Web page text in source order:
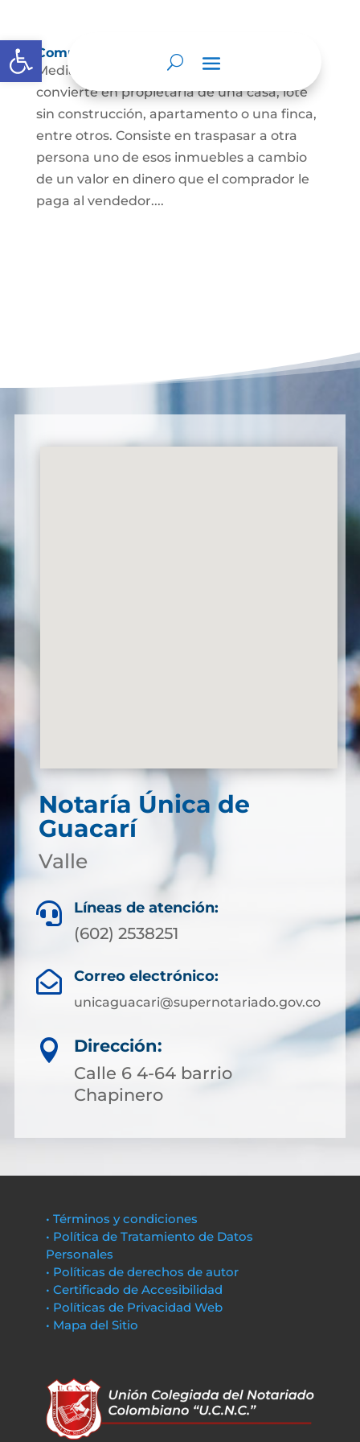
Abrir barra de herramientas
Compraventa de inmuebles
Mediante este contrato, una persona se
convierte en propietaria de una casa, lote
sin construcción, apartamento o una finca,
entre otros. Consiste en traspasar a otra
persona uno de esos inmuebles a cambio
de un valor en dinero que el comprador le
paga al vendedor....
Notaría Única de
Guacarí
Valle
 Líneas de atención:
(602) 2538251
 Correo electrónico:
unicaguacari@supernotariado.gov.co

Dirección:
Calle 6 4-64 barrio
Chapinero
• Términos y condiciones
• Política de Tratamiento de Datos
Personales
• Políticas de derechos de autor
• Certificado de Accesibilidad
• Políticas de Privacidad Web
• Mapa del Sitio